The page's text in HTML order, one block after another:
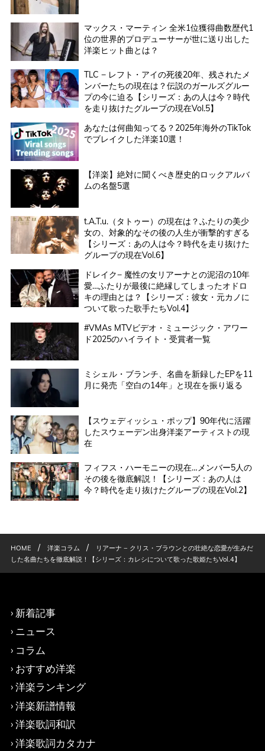
マックス・マーティン 全米1位獲得曲数歴代1
位の世界的プロデューサーが世に送り出した
洋楽ヒット曲とは？
TLC − レフト・アイの死後20年、残されたメ
ンバーたちの現在は？伝説のガールズグルー
プの今に迫る【シリーズ：あの人は今？時代
を走り抜けたグループの現在Vol.5】
あなたは何曲知ってる？2025年海外のTikTok
でブレイクした洋楽10選！
【洋楽】絶対に聞くべき歴史的ロックアルバ
ムの名盤5選
t.A.T.u.（タトゥー）の現在は？ふたりの美少
女の、対象的なその後の人生が衝撃的すぎる
【シリーズ：あの人は今？時代を走り抜けた
グループの現在Vol.6】
ドレイク− 魔性の女リアーナとの泥沼の10年
愛…ふたりが最後に絶縁してしまったオドロ
キの理由とは？【シリーズ：彼女・元カノに
ついて歌った歌手たちVol.4】
#VMAs MTVビデオ・ミュージック・アワー
ド2025のハイライト・受賞者一覧
ミシェル・ブランチ、名曲を新録したEPを11
月に発売「空白の14年」と現在を振り返る
【スウェディッシュ・ポップ】90年代に活躍
したスウェーデン出身洋楽アーティストの現
在
フィフス・ハーモニーの現在…メンバー5人の
その後を徹底解説！【シリーズ：あの人は
今？時代を走り抜けたグループの現在Vol.2】
HOME / 洋楽コラム /
リアーナ − クリス・ブラウンとの壮絶な恋愛が生みだ
した名曲たちを徹底解説！【シリーズ：カレシについて歌った歌姫たちVol.4】
新着記事
ニュース
コラム
おすすめ洋楽
洋楽ランキング
洋楽新譜情報
洋楽歌詞和訳
洋楽歌詞カタカナ